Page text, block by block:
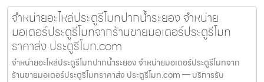
จำหน่ายอะไหล่ประตูรีโมทปากน้ำระยอง จำหน่าย
มอเตอร์ประตูรีโมทจากร้านขายมอเตอร์ประตูรีโมท
ราคาส่ง ประตูรีโมท.com
จำหน่ายอะไหล่ประตูรีโมทปากน้ำระยอง จำหน่ายมอเตอร์ประตูรีโมทจาก
ร้านขายมอเตอร์ประตูรีโมทราคาส่ง ประตูรีโมท.com — บริการรับ